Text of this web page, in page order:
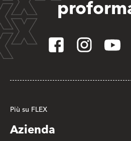
Più su FLEX
Azienda